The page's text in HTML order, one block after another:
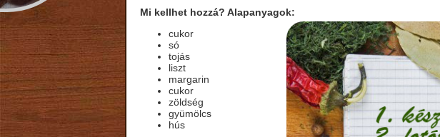
Mi kellhet hozzá? Alapanyagok:
cukor
só
tojás
liszt
margarin
cukor
zöldség
gyümölcs
hús